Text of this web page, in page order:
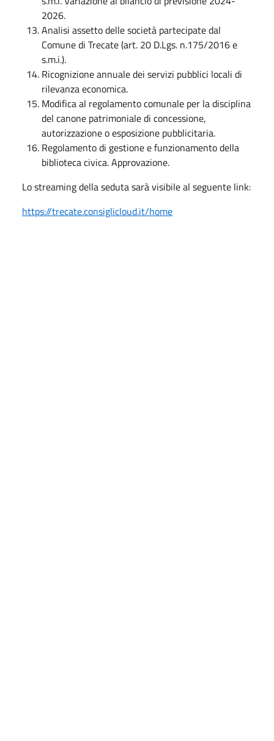
2026.
Analisi assetto delle società partecipate dal
Comune di Trecate (art. 20 D.Lgs. n.175/2016 e
s.m.i.).
Ricognizione annuale dei servizi pubblici locali di
rilevanza economica.
Modifica al regolamento comunale per la disciplina
del canone patrimoniale di concessione,
autorizzazione o esposizione pubblicitaria.
Regolamento di gestione e funzionamento della
biblioteca civica. Approvazione.
Lo streaming della seduta sarà visibile al seguente link:
https://trecate.consiglicloud.it/home